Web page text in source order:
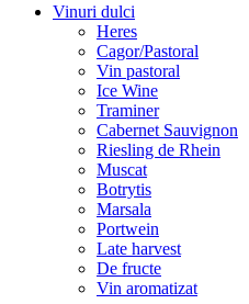
Vinuri dulci
Heres
Cagor/Pastoral
Vin pastoral
Ice Wine
Traminer
Cabernet Sauvignon
Riesling de Rhein
Muscat
Botrytis
Marsala
Portwein
Late harvest
De fructe
Vin aromatizat